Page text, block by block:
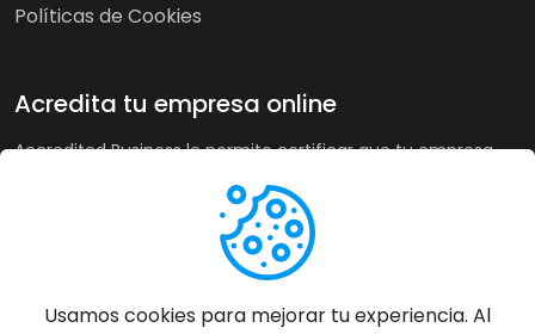
Políticas de Cookies
Acredita tu empresa online
Accredited Business le permite certificar que tu empresa
calidad. A su vez, en tiendas online puede recoger la opinión
de sus clientes de forma imparcial y acreditar su buen
servicio a los clientes de forma automática incrementando
Usamos cookies para mejorar tu experiencia. Al